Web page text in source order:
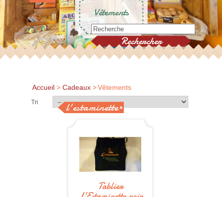
l'estaminette
Vêtements
Accueil > Cadeaux >Vêtements
Tri
Tablier